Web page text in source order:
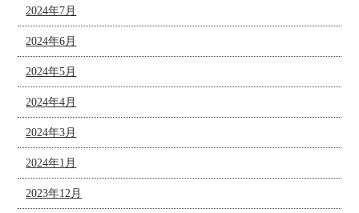
2024年7月
2024年6月
2024年5月
2024年4月
2024年3月
2024年1月
2023年12月